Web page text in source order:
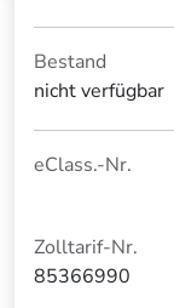
Bestand
nicht verfügbar
eClass.-Nr.
Zolltarif-Nr.
85366990